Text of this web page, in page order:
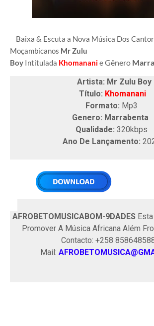
Baixa & Escuta a Nova Música Dos
Moçambicanos Mr Zulu
Boy Intitulada KhomananieGênero
Artista: Mr Zulu Boy
Título: Khomanani
Formato: Mp3
Genero: Marrabenta
Qualidade: 320kbps
Ano De Lançamento:
AFROBETOMUSICABOM-9DADES
Promover A Música Africana Além
Contacto: +258
Mail: